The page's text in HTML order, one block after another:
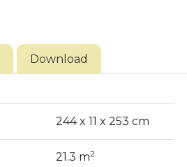
Download
244 x 11 x 253 cm
21.3 m2